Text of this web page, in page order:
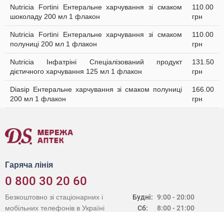
Nutricia Fortini Ентеральне харчування зі смаком
шоколаду 200 мл 1 флакон
110.00
грн
Nutricia Fortini Ентеральне харчування зі смаком
полуниці 200 мл 1 флакон
110.00
грн
Nutricia Інфатріні Спеціалізований продукт
дієтичного харчування 125 мл 1 флакон
131.50
грн
Diasip Ентеральне харчування зі смаком полуниці
200 мл 1 флакон
166.00
грн
Гаряча лінія
0 800 30 20 60
Будні:
Сб:
9:00 - 20:00
8:00 - 21:00
Безкоштовно зі стаціонарних і
мобільних телефонів в Україні